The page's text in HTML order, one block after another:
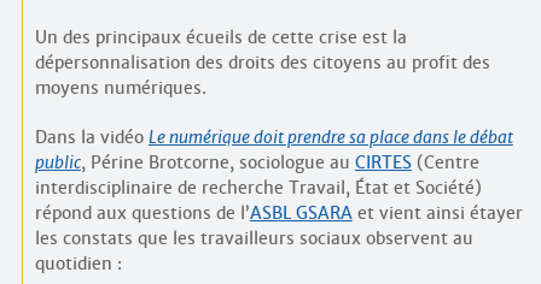
Un des principaux écueils de cette crise est la
dépersonnalisation des droits des citoyens au profit des
moyens numériques.
Dans la vidéo Le numérique doit prendre sa place dans le débat
public, Périne Brotcorne, sociologue au CIRTES(Centre
interdisciplinaire de recherche Travail, État et Société)
répond aux questions de l’ASBL GSARAet vient ainsi étayer
les constats que les travailleurs sociaux observent au
quotidien :